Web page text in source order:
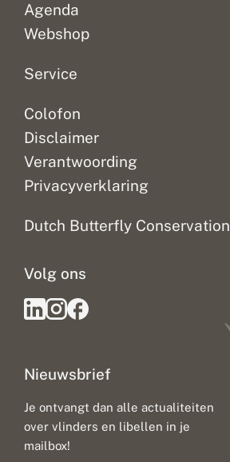
Agenda
Webshop
Service
Colofon
Disclaimer
Verantwoording
Privacyverklaring
Dutch Butterfly Conservation
Nieuwsbrief
Je ontvangt dan alle actualiteiten
over vlinders en libellen in je
mailbox!
Volg ons